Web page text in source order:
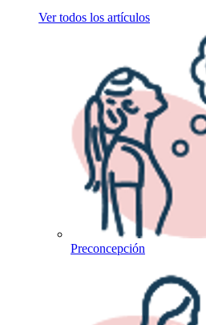
Ver todos los artículos
Preconcepción